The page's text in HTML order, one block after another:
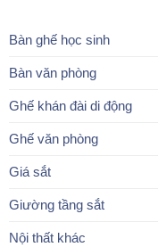
Bàn ghế học sinh
Bàn văn phòng
Ghế khán đài di động
Ghế văn phòng
Giá sắt
Giường tầng sắt
Nội thất khác